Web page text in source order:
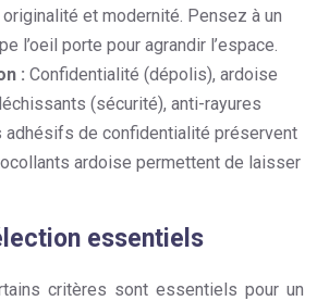
et modernité. Pensez à un
l’oeil porte pour agrandir l’espace.
: Confidentialité (dépolis), ardoise
(sécurité), anti-rayures
adhésifs de confidentialité préservent
ardoise permettent de laisser
essentiels
critères sont essentiels pour un